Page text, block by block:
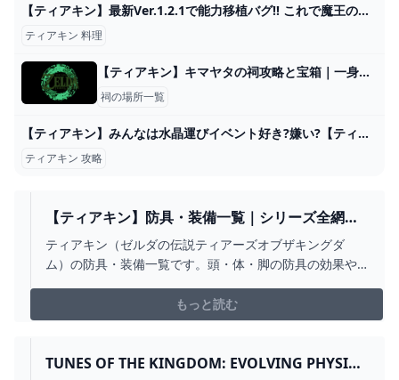
【ティアキン】最新Ver.1.2.1で能力移植バグ!! これで魔王の弓5連射も英傑装備に能力付加もラクラク作成出来る! ついでに装備増殖も! ゼルダの伝説Totk 能力状態移植バグ 裏技編 - YouTube
ティアキン 料理
【ティアキン】キマヤタの祠攻略と宝箱｜一身の戦い 粉砕【ゼルダの伝説ティアーズオブザキングダム】
祠の場所一覧
【ティアキン】みんなは水晶運びイベント好き?嫌い?【ティアーズオブザキングダム】 ゼルダの伝説ティアーズオブザキングダム(ティアキン)攻略まとめ-コログ速報
ティアキン 攻略
【ティアキン】防具・装備一覧｜シリーズ全網羅
【ゼルダの伝説ティアーズオブザキングダム】｜
ゲームエイト
ティアキン（ゼルダの伝説ティアーズオブザキングダ
ム）の防具・装備一覧です。頭・体・脚の防具の効果や
もっと読む
TUNES OF THE KINGDOM: EVOLVING PHYSICS